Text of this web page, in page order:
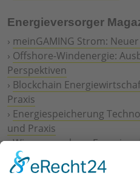
Energieversorger
› meinGAMING Strom:
› Offshore-Windenergie:
Perspektiven
› Blockchain
Praxis
› Energiespeicherung
und Praxis
›Wie erneuerbare Energien
Digitalisierung
Prozesse